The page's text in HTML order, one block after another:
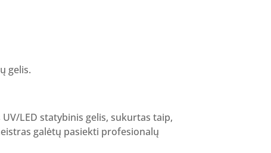
€.
gelis.
LED statybinis gelis, sukurtas taip,
galėtų pasiekti profesionalų